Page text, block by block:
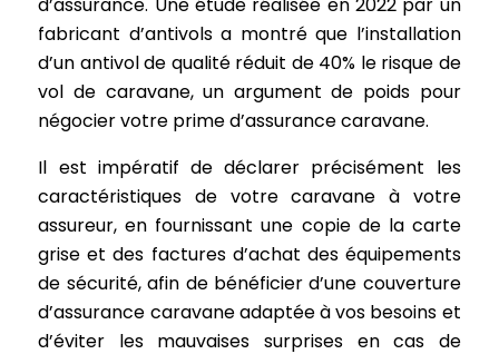
fabricant d’antivols a montré que l’installation
d’un antivol de qualité réduit de 40% le risque de
vol de caravane, un argument de poids pour
négocier votre prime d’assurance caravane.
Il est impératif de déclarer précisément les
caractéristiques de votre caravane à votre
assureur, en fournissant une copie de la carte
grise et des factures d’achat des équipements
de sécurité, afin de bénéficier d’une couverture
d’assurance caravane adaptée à vos besoins et
d’éviter les mauvaises surprises en cas de